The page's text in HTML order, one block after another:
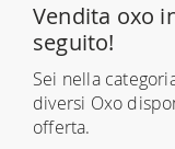
Vendita oxo
seguito!
Sei nella
diversi Oxo
offerta.